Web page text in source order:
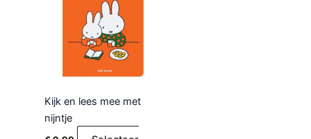
Kijk en lees mee met
nijntje